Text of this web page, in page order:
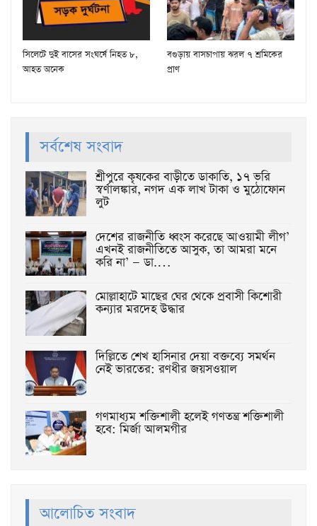
সিলেটে দুই বাসের সংঘর্ষে নিহত ৮,
আহত অনেক
বগুড়ায় বাসচাপায় ঝরল ৭ শ্রমিকের
প্রাণ
সর্বশেষ সংবাদ
শ্রীপুরে কৃষকের বাড়ীতে ডাকাতি, ১৭ ভরি
স্বর্ণালঙ্কার, নগদ এক লাখ টাকা ও মুঠোফোন
লুট
দেশের রাজনীতি ধ্বংস করেছে আওয়ামী লীগ’
এখনই রাজনীতিতে আসুক, তা আমরা মনে
করি না’ — ডা.…
মোল্লাহাটে মাছের ঘের থেকে প্রবাসী কিশোরী
কন্যার মরদেহ উদ্ধার
দিল্লিতে শেখ হাসিনার দেয়া বক্তব্যে সমর্থন
নেই ভারতের: রণধীর জয়সওয়াল
গণমাধ্যম শক্তিশালী হলেই গণতন্ত্র শক্তিশালী
হবে: মির্জা আলমগীর
আলোচিত সংবাদ